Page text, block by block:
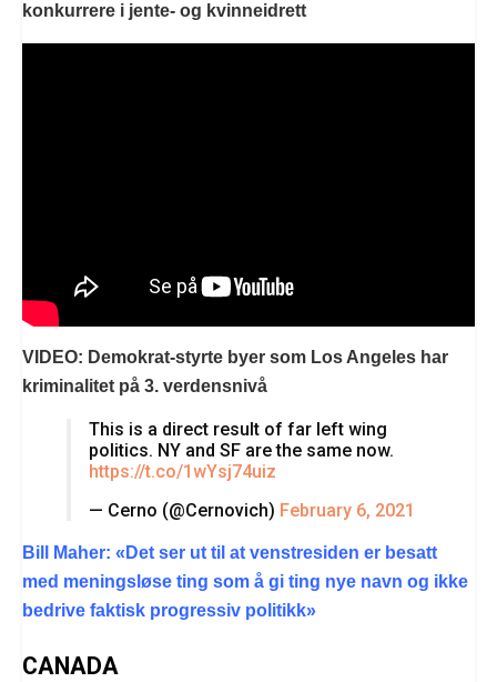
konkurrere i jente- og kvinneidrett
VIDEO: Demokrat-styrte byer som Los Angeles har
kriminalitet på 3. verdensnivå
This is a direct result of far left wing
politics. NY and SF are the same now.
https://t.co/1wYsj74uiz
— Cerno (@Cernovich) February 6, 2021
Bill Maher: «Det ser ut til at venstresiden er besatt
med meningsløse ting som å gi ting nye navn og ikke
bedrive faktisk progressiv politikk»
CANADA